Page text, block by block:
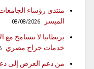
منتدى رؤساء
الميسر
08/08/2026
بريطانيا لا تتسامح
خدمات جراح مصري
من دعم العرض إلى